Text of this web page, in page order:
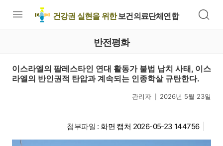
건강권 실현을 위한보건의료단체연합
반전평화
이스라엘의 팔레스타인 연대 활동가 불법 납치 사태, 이스
라엘의 반인권적 탄압과 계속되는 인종학살 규탄한다.
관리자 2026년 5월 23일
첨부파일 :화면 캡처 2026-05-23 144756